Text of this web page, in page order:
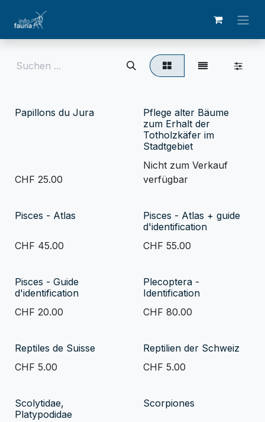
Papillons du Jura
CHF 25.00
Pflege alter Bäume
zum Erhalt der
Totholzkäfer im
Stadtgebiet
Nicht zum Verkauf
verfügbar
Pisces - Atlas
CHF 45.00
Pisces - Atlas + guide
d'identification
CHF 55.00
Pisces - Guide
d'identification
CHF 20.00
Plecoptera -
Identification
CHF 80.00
Reptiles de Suisse
CHF 5.00
Reptilien der Schweiz
CHF 5.00
Scolytidae,
Platypodidae
Scorpiones